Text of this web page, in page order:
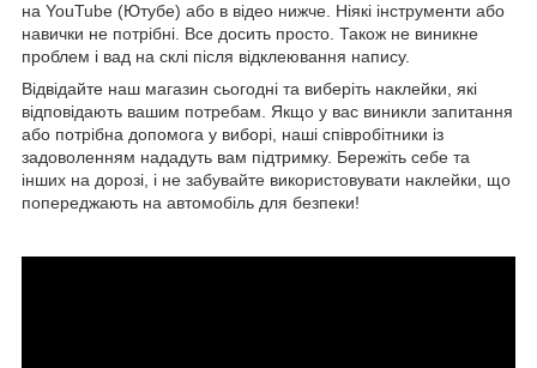
на YouTube (Ютубе) або в відео нижче. Ніякі інструменти або
навички не потрібні. Все досить просто. Також не виникне
проблем і вад на склі після відклеювання напису.
Відвідайте наш магазин сьогодні та виберіть наклейки, які
відповідають вашим потребам. Якщо у вас виникли запитання
або потрібна допомога у виборі, наші співробітники із
задоволенням нададуть вам підтримку. Бережіть себе та
інших на дорозі, і не забувайте використовувати наклейки, що
попереджають на автомобіль для безпеки!